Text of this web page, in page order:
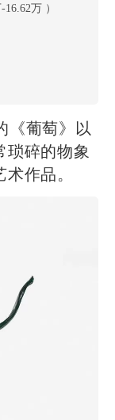
万 ）
《葡萄》以
琐碎的物象
作品。